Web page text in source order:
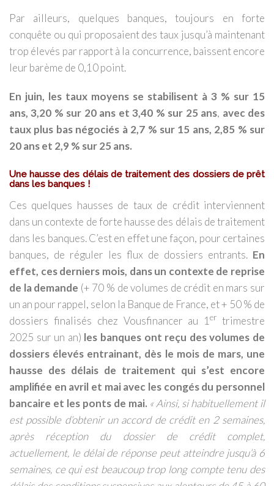
Par ailleurs, quelques banques, toujours en forte
conquête ou qui proposaient des taux jusqu’à maintenant
trop élevés par rapport à la concurrence, baissent encore
leur barème de 0,10 point.
En juin, les taux moyens se stabilisent à 3 % sur 15
ans, 3,20 % sur 20 ans et 3,40 % sur 25 ans, avec des
taux plus bas négociés à 2,7 % sur 15 ans, 2,85 % sur
20 ans et 2,9 % sur 25 ans.
Une hausse des délais de traitement des dossiers de prêt
dans les banques !
Ces quelques hausses de taux de crédit interviennent
dans un contexte de forte hausse des délais de traitement
dans les banques. C’est en effet une façon, pour certaines
banques, de réguler les flux de dossiers entrants. En
effet, ces derniers mois, dans un contexte de reprise
de la demande (+ 70 % de volumes de crédit en mars sur
un an pour rappel, selon la Banque de France, et + 50 % de
dossiers finalisés chez Vousfinancer au 1er trimestre
2025 sur un an) les banques ont reçu des volumes de
dossiers élevés entrainant, dès le mois de mars, une
hausse des délais de traitement qui s’est encore
amplifiée en avril et mai avec les congés du personnel
bancaire et les ponts de mai. « Ainsi, si habituellement il
est possible d’obtenir un accord de crédit en 2 semaines,
après réception du dossier de crédit complet,
actuellement, le délai de réponse peut atteindre jusqu’à 6
semaines, ce qui est beaucoup trop long compte tenu des